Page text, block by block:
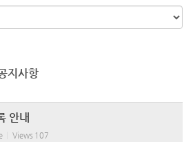
지사항
안내
Views 107